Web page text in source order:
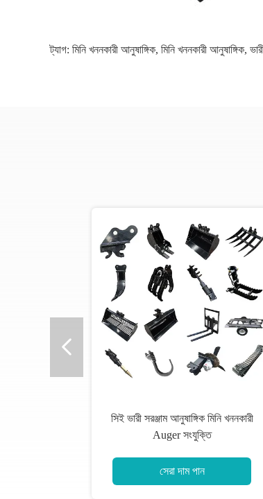
ট্যাগ: মিনি খননকারী আনুষাঙ্গিক, মিনি খননকারী আনুষাঙ্গিক,
সিই ভারী সরঞ্জাম আনুষাঙ্গিক মিনি খননকারী
Auger সংযুক্তি
সেরা দাম পান